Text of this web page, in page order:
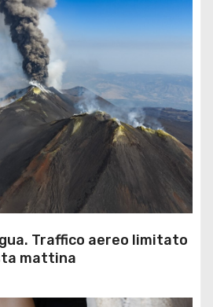
Traffico aereo limitato
mattina